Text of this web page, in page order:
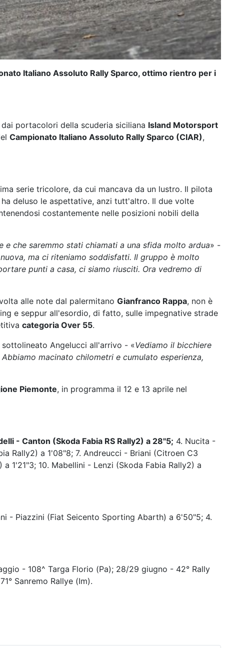
Italiano Assoluto Rally Sparco, ottimo rientro per i
portacolori della scuderia siciliana Island Motorsport
Campionato Italiano Assoluto Rally Sparco (CIAR),
serie tricolore, da cui mancava da un lustro. Il pilota
ha deluso le aspettative, anzi tutt'altro. Il due volte
costantemente nelle posizioni nobili della
che saremmo stati chiamati a una sfida molto ardua» -
ma ci riteniamo soddisfatti. Il gruppo è molto
punti a casa, ci siamo riusciti. Ora vedremo di
alle note dal palermitano Gianfranco Rappa, non è
e seppur all'esordio, di fatto, sulle impegnative strade
categoria Over 55.
sottolineato Angelucci all'arrivo - «Vediamo il bicchiere
macinato chilometri e cumulato esperienza,
Piemonte, in programma il 12 e 13 aprile nel
- Canton (Skoda Fabia RS Rally2) a 28"5; 4. Nucita -
Rally2) a 1'08"8; 7. Andreucci - Briani (Citroen C3
1'21"3; 10. Mabellini - Lenzi (Skoda Fabia Rally2) a
- Piazzini (Fiat Seicento Sporting Abarth) a 6'50"5; 4.
- 108^ Targa Florio (Pa); 28/29 giugno - 42° Rally
Sanremo Rallye (Im).